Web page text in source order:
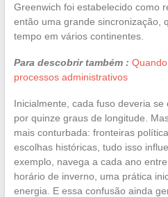
Greenwich foi estabelecido como
então uma grande sincronização,
tempo em vários continentes.
Para descobrir também :
processos administrativos
Inicialmente, cada fuso deveria
por quinze graus de longitude.
mais conturbada: fronteiras
escolhas históricas, tudo isso
exemplo, navega a cada ano
horário de inverno, uma prática
energia. E essa confusão ainda